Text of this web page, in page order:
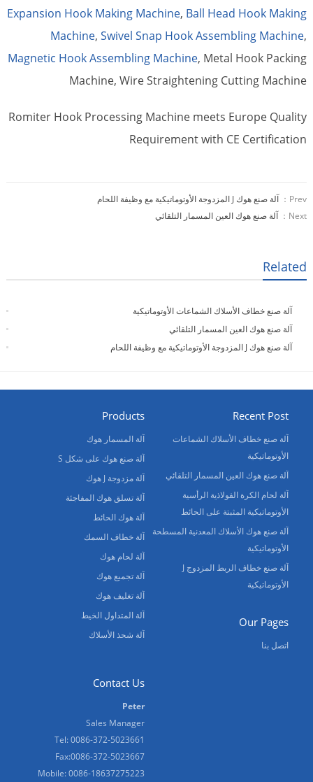
Expansion Hook Making Machine, Ball Head Hook Making
Machine,Swivel Snap Hook Assembling Machine,
Magnetic Hook Assembling Machine, Metal Hook Packing
Machine, Wire Straightening Cutting Machine
Romiter Hook Processing Machine meets Europe Quality
Requirement with CE Certification
Prev：
آلة صنع هوك J المزدوجة الأوتوماتيكية مع وظيفة اللحام
Next：
آلة صنع هوك العين المسمار التلقائي
Related
آلة صنع خطاف الأسلاك الشماعات الأوتوماتيكية
آلة صنع هوك العين المسمار التلقائي
آلة صنع هوك J المزدوجة الأوتوماتيكية مع وظيفة اللحام
Products
آلة المسمار هوك
آلة صنع هوك على شكل S
آلة مزدوجة J هوك
آلة تسلق هوك المفاجئة
آلة هوك الحائط
آلة خطاف السمك
آلة لحام هوك
آلة تجميع هوك
آلة تغليف هوك
آلة المتداول الخيط
آلة شحذ الأسلاك
Recent Post
آلة صنع خطاف الأسلاك الشماعات
الأوتوماتيكية
آلة صنع هوك العين المسمار التلقائي
آلة لحام الكرة الفولاذية الرأسية
الأوتوماتيكية المثبتة على الحائط
آلة صنع هوك الأسلاك المعدنية المسطحة
الأوتوماتيكية
آلة صنع خطاف الربط المزدوج J
الأوتوماتيكية
Our Pages
اتصل بنا
Contact Us
Peter
Sales Manager
Tel: 0086-372-5023661
Fax:0086-372-5023667
Mobile: 0086-18637275223